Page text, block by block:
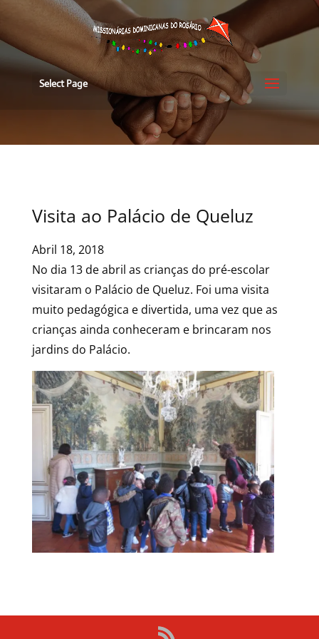
Select Page
Visita ao Palácio de Queluz
Abril 18, 2018
No dia 13 de abril as crianças do pré-escolar
visitaram o Palácio de Queluz. Foi uma visita
muito pedagógica e divertida, uma vez que as
crianças ainda conheceram e brincaram nos
jardins do Palácio.